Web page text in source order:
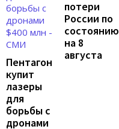
Пентагон
купит
лазеры
для
борьбы с
дронами
потери
России по
состоянию
на 8
августа